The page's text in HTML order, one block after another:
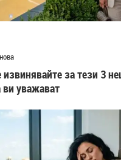
извинявайте за тези 3
уважават